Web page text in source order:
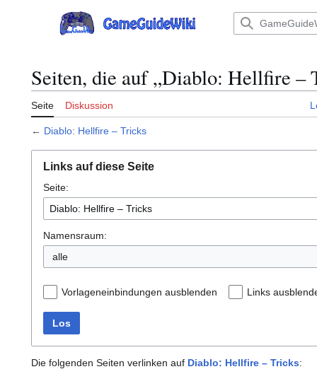
Hauptmenü
Seiten, die auf „Diablo: Hellfire –
Seite Diskussion
← Diablo: Hellfire – Tricks
Links auf diese Seite
Seite:
Namensraum:
Vorlageneinbindungen ausblenden Links
Los
Die folgenden Seiten verlinken auf Diablo: Hellfire – Tricks: